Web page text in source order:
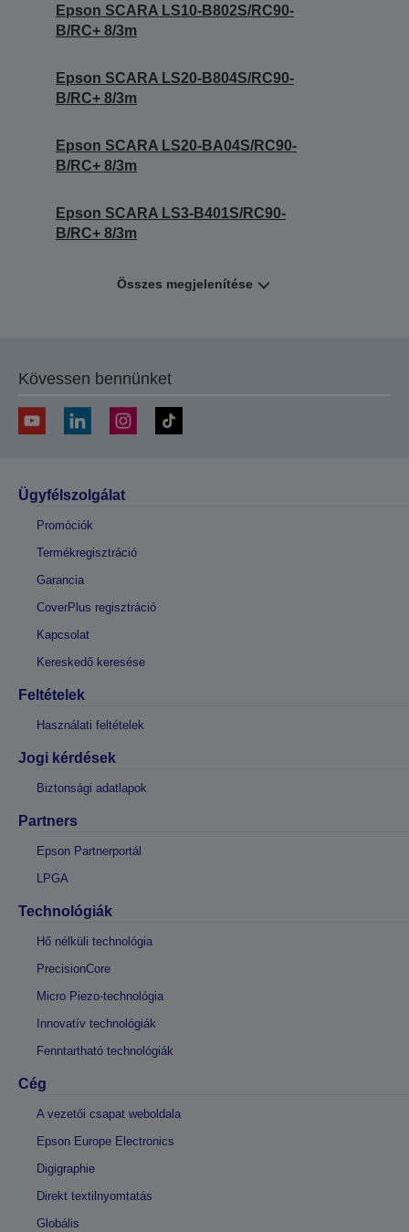
Epson SCARA LS10-B802S/RC90-
B/RC+ 8/3m
Epson SCARA LS20-B804S/RC90-
B/RC+ 8/3m
Epson SCARA LS20-BA04S/RC90-
B/RC+ 8/3m
Epson SCARA LS3-B401S/RC90-
B/RC+ 8/3m
Összes megjelenítése
Kövessen bennünket
Ügyfélszolgálat
Promóciók
Termékregisztráció
Garancia
CoverPlus regisztráció
Kapcsolat
Kereskedő keresése
Feltételek
Használati feltételek
Jogi kérdések
Biztonsági adatlapok
Partners
Epson Partnerportál
LPGA
Technológiák
Hő nélküli technológia
PrecisionCore
Micro Piezo-technológia
Innovatív technológiák
Fenntartható technológiák
Cég
A vezetői csapat weboldala
Epson Europe Electronics
Digigraphie
Direkt textilnyomtatás
Globális